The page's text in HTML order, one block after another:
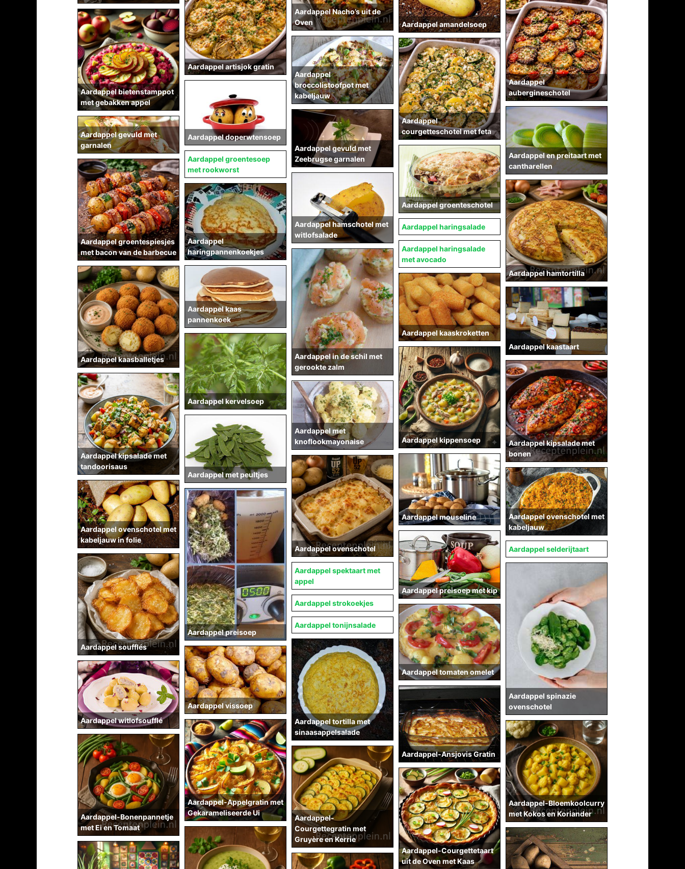
Aardappel amandelsoep
Aardappel artisjok gratin
Aardappel
aubergineschotel
Aardappel bietenstamppot
met gebakken appel
Aardappel
broccolistoofpot met
kabeljauw
Aardappel
courgetteschotel met feta
Aardappel doperwtensoep
Aardappel en preitaart met
cantharellen
Aardappel gevuld met
garnalen
Aardappel gevuld met
Zeebrugse garnalen
Aardappel groenteschotel
Aardappel groentesoep
met rookworst
Aardappel groentespiesjes
met bacon van de barbecue
Aardappel hamschotel met
witlofsalade
Aardappel hamtortilla
Aardappel
haringpannenkoekjes
Aardappel haringsalade
Aardappel haringsalade
met avocado
Aardappel in de schil met
gerookte zalm
Aardappel kaas
pannenkoek
Aardappel kaasballetjes
Aardappel kaaskroketten
Aardappel kaastaart
Aardappel kervelsoep
Aardappel kippensoep
Aardappel kipsalade met
bonen
Aardappel kipsalade met
tandoorisaus
Aardappel met
knoflookmayonaise
Aardappel met peultjes
Aardappel mouseline
Aardappel Nacho’s uit de
Oven
Aardappel ovenschotel
Aardappel ovenschotel met
kabeljauw
Aardappel ovenschotel met
kabeljauw in folie
Aardappel preisoep
Aardappel preisoep met kip
Aardappel selderijtaart
Aardappel soufflés
Aardappel spektaart met
appel
Aardappel spinazie
ovenschotel
Aardappel strokoekjes
Aardappel tomaten omelet
Aardappel tonijnsalade
Aardappel tortilla met
sinaasappelsalade
Aardappel vissoep
Aardappel witlofsoufflé
Aardappel-Ansjovis Gratin
Aardappel-Appelgratin met
Gekarameliseerde Ui
Aardappel-Bloemkoolcurry
met Kokos en Koriander
Aardappel-Bonenpannetje
met Ei en Tomaat
Aardappel-
Courgettegratin met
Gruyère en Kerrie
Aardappel-Courgettetaart
uit de Oven met Kaas